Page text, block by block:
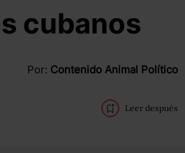
cubanos
Por: Contenido Animal Político
Leer después